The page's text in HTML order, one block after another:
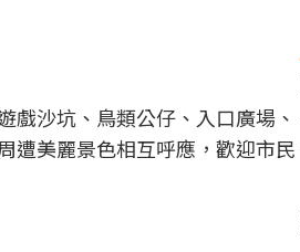
戲沙坑、鳥類公仔、入口廣場、
遭美麗景色相互呼應，歡迎市民